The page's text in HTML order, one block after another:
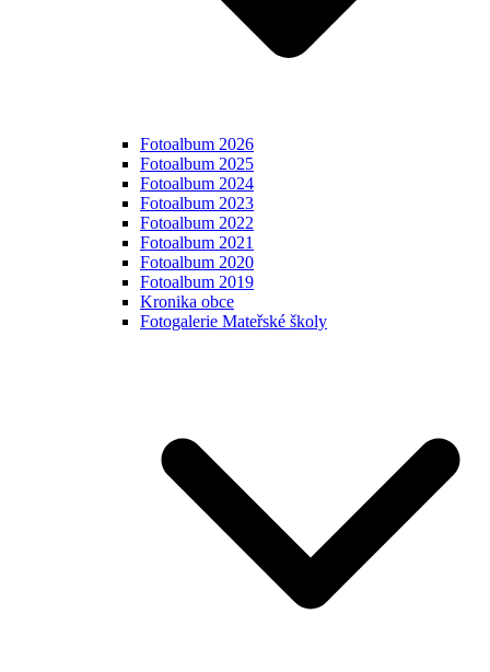
Fotoalbum 2026
Fotoalbum 2025
Fotoalbum 2024
Fotoalbum 2023
Fotoalbum 2022
Fotoalbum 2021
Fotoalbum 2020
Fotoalbum 2019
Kronika obce
Fotogalerie Mateřské školy